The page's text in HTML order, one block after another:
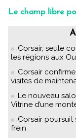
Le champ libre
Corsair, seule
les régions aux
Corsair
visites de
Le nouveau
Vitrine d’une
Corsair
frein